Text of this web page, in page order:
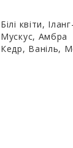
Білі квіти,
Мускус, Амбра
Кедр, Ваніль,